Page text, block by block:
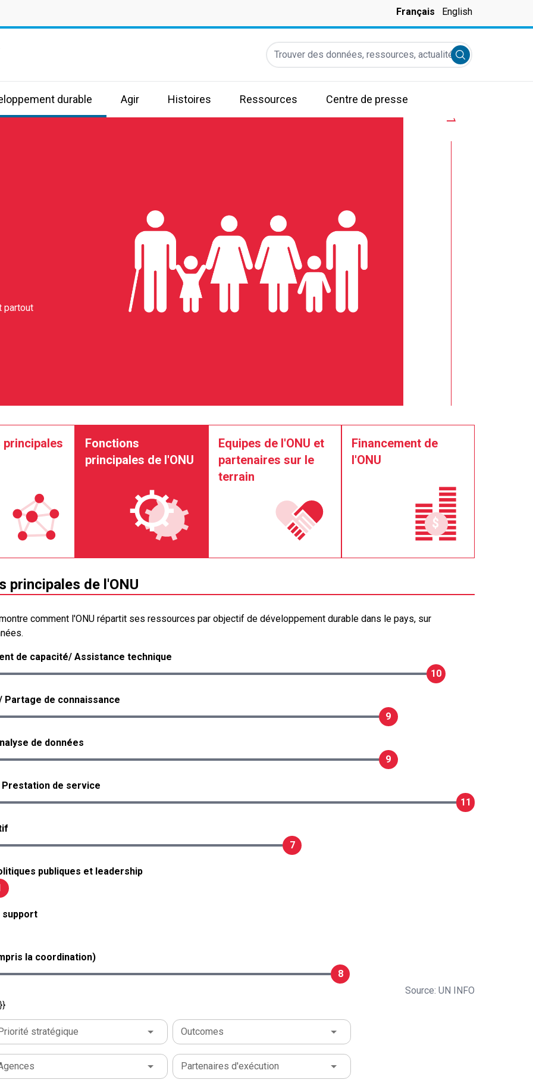
Français English
Trouver des données, ressources, actualités et autres
Submit search
durable Agir Histoires Ressources Centre de presse
partout
1
Fonctions
principales de l'ONU
Equipes de l'ONU et
partenaires sur le
terrain
Financement de
l'ONU
principales de l'ONU
comment l'ONU répartit ses ressources par objectif de développement durable dans le pays, sur
de capacité/ Assistance technique
10
Partage de connaissance
9
de données
9
de service
11
7
publiques et leadership
support
la coordination)
8
Source: UN INFO
stratégique Outcomes
Partenaires d'exécution